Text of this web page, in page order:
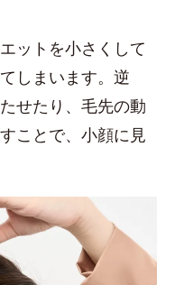
ットを小さくして
しまいます。逆
せたり、毛先の動
ことで、小顔に見